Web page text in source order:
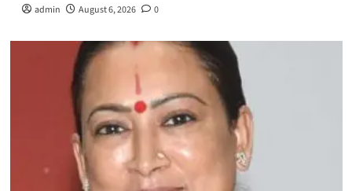
admin August 6, 2026 0